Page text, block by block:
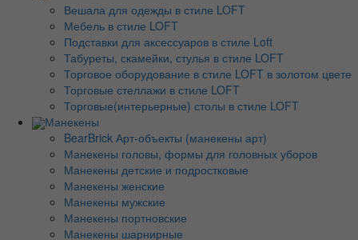
Вешала для одежды в стиле LOFT
Мебель в стиле LOFT
Подставки для аксессуаров в стиле Loft
Табуреты, скамейки, стулья в стиле LOFT
Торговое оборудование в стиле LOFT в золотом цвете
Торговые стеллажи в стиле LOFT
Торговые(интерьерные) столы в стиле LOFT
Манекены
BearBrick Арт-объекты (манекены арт)
Манекены головы, формы для головных уборов
Манекены детские и подростковые
Манекены женские
Манекены мужские
Манекены портновские
Манекены шарнирные